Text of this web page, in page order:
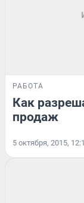
РАБОТА
Как
продаж
5 октября, 2015,